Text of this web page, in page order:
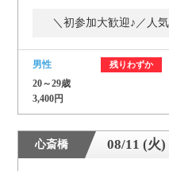
＼初参加大歓迎♪／人
男性 残りわずか
20～29歳
3,400円
心斎橋 08/11 (火)